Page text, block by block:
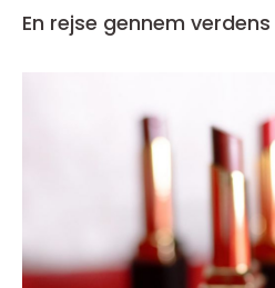
En rejse gennem